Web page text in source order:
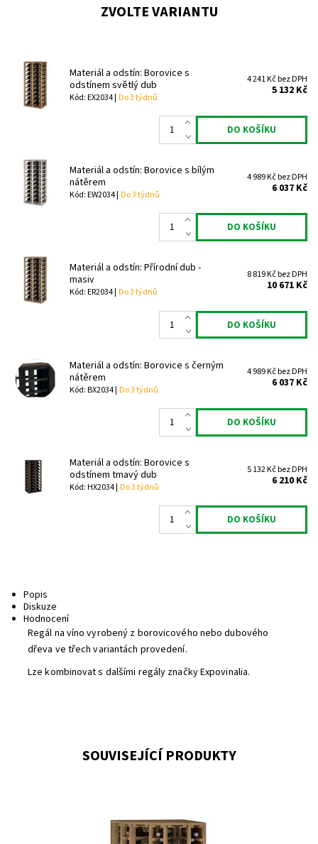
ZVOLTE VARIANTU
Materiál a odstín: Borovice s
odstínem světlý dub
Kód: EX2034 | Do 3 týdnů
4 241 Kč bez DPH
5 132 Kč
Materiál a odstín: Borovice s bílým
nátěrem
Kód: EW2034 | Do 3 týdnů
4 989 Kč bez DPH
6 037 Kč
Materiál a odstín: Přírodní dub -
masiv
Kód: ER2034 | Do 3 týdnů
8 819 Kč bez DPH
10 671 Kč
Materiál a odstín: Borovice s černým
nátěrem
Kód: BX2034 | Do 3 týdnů
4 989 Kč bez DPH
6 037 Kč
Materiál a odstín: Borovice s
odstínem tmavý dub
Kód: HX2034 | Do 3 týdnů
5 132 Kč bez DPH
6 210 Kč
Popis
Diskuze
Hodnocení
Regál na víno vyrobený z borovicového nebo dubového
dřeva ve třech variantách provedení.
Lze kombinovat s dalšími regály značky Expovinalia.
SOUVISEJÍCÍ PRODUKTY
Dřevěný regál na uskladnění vína. Smontováno z výroby